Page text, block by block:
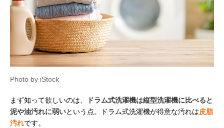
Photo by iStock
まず知って欲しいのは、
ドラム式洗濯機は縦型洗濯機に比べると
泥や油汚れに弱いという点。ドラム式洗濯機が得意な汚れは皮脂
汚れです。